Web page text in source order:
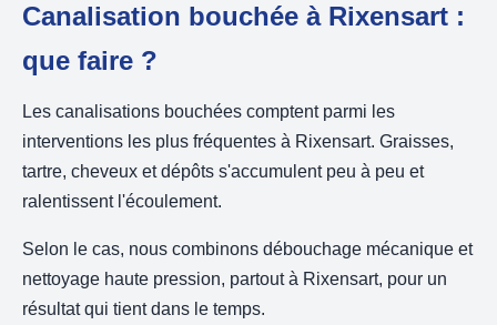
Canalisation bouchée à Rixensart :
que faire ?
Les canalisations bouchées comptent parmi les
interventions les plus fréquentes à Rixensart. Graisses,
tartre, cheveux et dépôts s'accumulent peu à peu et
ralentissent l'écoulement.
Selon le cas, nous combinons débouchage mécanique et
nettoyage haute pression, partout à Rixensart, pour un
résultat qui tient dans le temps.